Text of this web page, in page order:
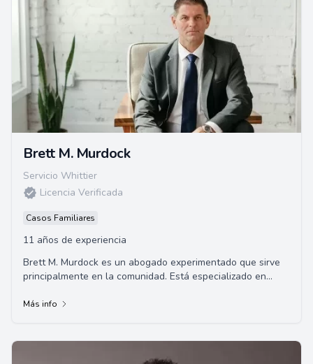
Brett M. Murdock
Servicio Whittier
Licencia Verificada
Casos Familiares
11 años de experiencia
Brett M. Murdock es un abogado experimentado que sirve
principalmente en la comunidad. Está especializado en
Más info